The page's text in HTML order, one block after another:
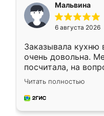
Мальвина
6 августа 2026
Заказывала кухню
очень довольна.
посчитала, на
Замерщик приехал
делу со всей
за день, ребята
Читать полностью